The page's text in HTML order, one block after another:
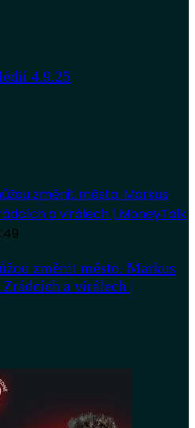
4.9.25
změnit město. Markus
a virálech |